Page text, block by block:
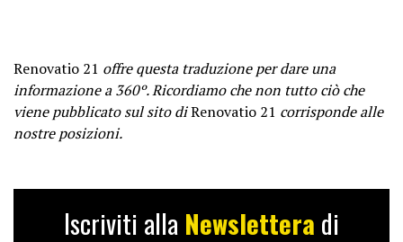
Renovatio 21 offre questa traduzione per dare una
informazione a 360º. Ricordiamo che non tutto ciò che
viene pubblicato sul sito diRenovatio 21 corrisponde alle
nostre posizioni.
Iscriviti alla Newslettera di